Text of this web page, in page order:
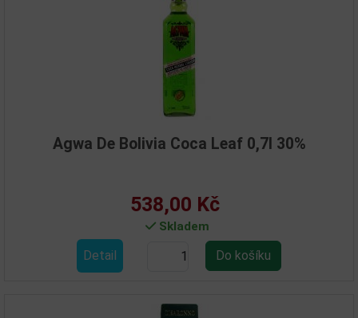
Agwa De Bolivia Coca Leaf 0,7l 30%
538,00 Kč
Skladem
Detail